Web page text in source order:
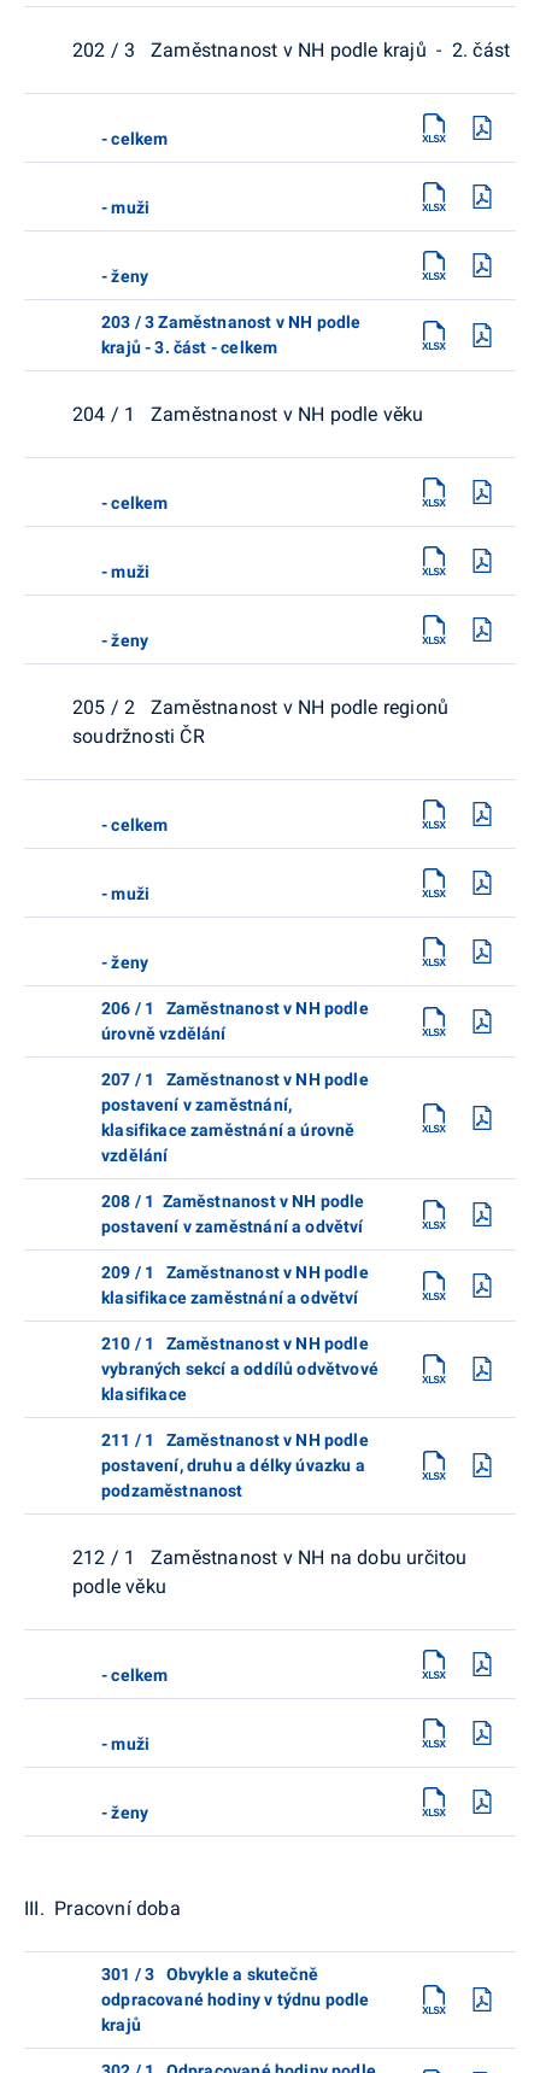
202 / 3 Zaměstnanost v NH podle krajů - 2. část
- celkem
- muži
- ženy
203 / 3 Zaměstnanost v NH podle
krajů - 3. část - celkem
204 / 1 Zaměstnanost v NH podle věku
- celkem
- muži
- ženy
205 / 2 Zaměstnanost v NH podle regionů
soudržnosti ČR
- celkem
- muži
- ženy
206 / 1 Zaměstnanost v NH podle
úrovně vzdělání
207 / 1 Zaměstnanost v NH podle
postavení v zaměstnání,
klasifikace zaměstnání a úrovně
vzdělání
208 / 1 Zaměstnanost v NH podle
postavení v zaměstnání a odvětví
209 / 1 Zaměstnanost v NH podle
klasifikace zaměstnání a odvětví
210 / 1 Zaměstnanost v NH podle
vybraných sekcí a oddílů odvětvové
klasifikace
211 / 1 Zaměstnanost v NH podle
postavení, druhu a délky úvazku a
podzaměstnanost
212 / 1 Zaměstnanost v NH na dobu určitou
podle věku
- celkem
- muži
- ženy
III. Pracovní doba
301 / 3 Obvykle a skutečně
odpracované hodiny v týdnu podle
krajů